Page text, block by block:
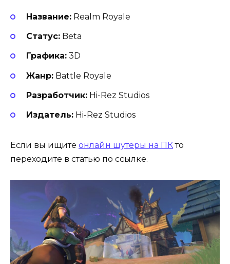
Название:Realm Royale
Статус:Beta
Графика:3D
Жанр:Battle Royale
Разработчик:Hi-Rez Studios
Издатель:Hi-Rez Studios
Если вы ищите онлайн шутеры на ПКто
переходите в статью по ссылке.